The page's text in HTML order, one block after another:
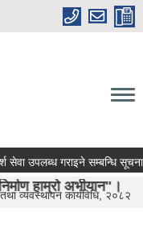
उपलब्ध गराइने सम्बन्धि सूचना ।
व्यवस्थापन कार्यविधि, २०८२